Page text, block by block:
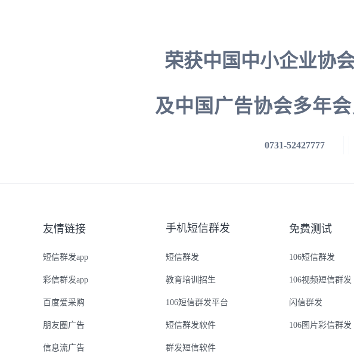
荣获中国中小企业协
及中国广告协会多年
0731-52427777
友情链接
短信群发app
彩信群发app
百度爱采购
朋友圈广告
信息流广告
手机短信群发
短信群发
教育培训招生
106短信群发平台
短信群发软件
群发短信软件
免费测试
106短信群发
106视频短信群发
闪信群发
106图片彩信群发